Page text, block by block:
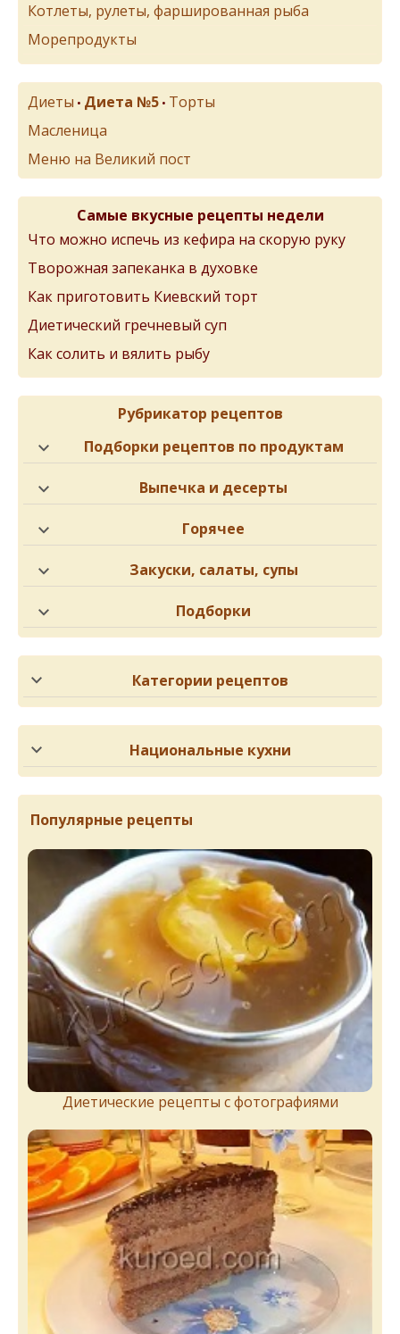
Котлеты, рулеты, фаршированная рыба
Морепродукты
Диеты • Диета №5 • Торты
Масленица
Меню на Великий пост
Самые вкусные рецепты недели
Что можно испечь из кефира на скорую руку
Творожная запеканка в духовке
Как приготовить Киевский торт
Диетический гречневый суп
Как солить и вялить рыбу
Рубрикатор рецептов
Подборки рецептов по продуктам
Выпечка и десерты
Горячее
Закуски, салаты, супы
Подборки
Категории рецептов
Национальные кухни
Популярные рецепты
Диетические рецепты с фотографиями